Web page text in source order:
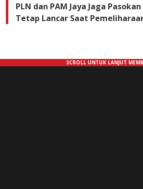
PLN dan PAM Jaya Jaga
Tetap Lancar Saat